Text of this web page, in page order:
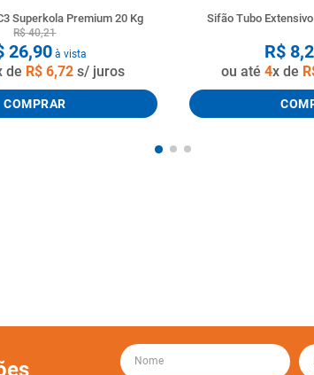
Superkola Premium 20 Kg
R$ 40,21
26,90à vista
de R$ 6,72 s/ juros
COMPRAR
Sifão Tubo
R$ 8,
ou até4x de